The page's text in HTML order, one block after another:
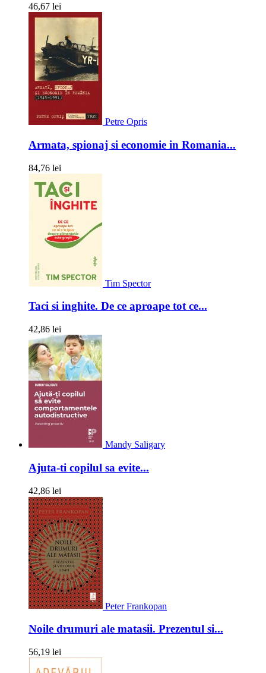
46,67 lei
Petre Opris
Armata, spionaj si economie in Romania...
84,76 lei
Tim Spector
Taci si inghite. De ce aproape tot ce...
42,86 lei
Mandy Saligary
Ajuta-ti copilul sa evite...
42,86 lei
Peter Frankopan
Noile drumuri ale matasii. Prezentul si...
56,19 lei